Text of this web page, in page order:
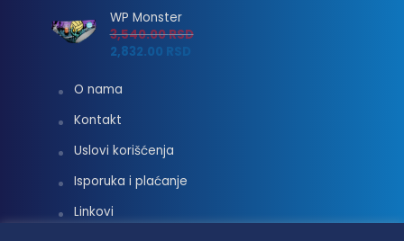
WP Monster
3,540.00RSD
2,832.00 RSD
O nama
Kontakt
Uslovi korišćenja
Isporuka i plaćanje
Linkovi